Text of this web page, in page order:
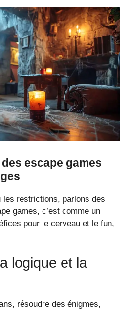
escape games
les restrictions, parlons des
games, c’est comme un
pour le cerveau et le fun,
logique et la
résoudre des énigmes,